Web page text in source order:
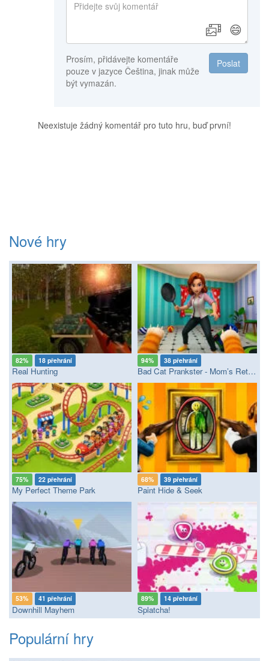
😄
Poslat
Prosím, přidávejte komentáře
pouze v jazyce Čeština, jinak může
být vymazán.
Neexistuje žádný komentář pro tuto hru, buď první!
Nové hry
82% 18 přehrání
Real Hunting
94% 38 přehrání
Bad Cat Prankster - Mom’s Return
75% 22 přehrání
My Perfect Theme Park
68% 39 přehrání
Paint Hide & Seek
53% 41 přehrání
Downhill Mayhem
89% 14 přehrání
Splatcha!
Populární hry